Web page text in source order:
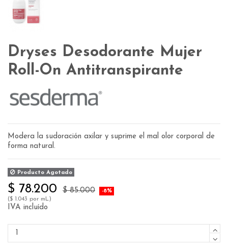
Dryses Desodorante Mujer
Roll-On Antitranspirante
Modera la sudoración axilar y suprime el mal olor corporal de
forma natural.
Producto Agotado
$ 78.200 $ 85.000 -8%
($ 1.043 por mL)
IVA incluído